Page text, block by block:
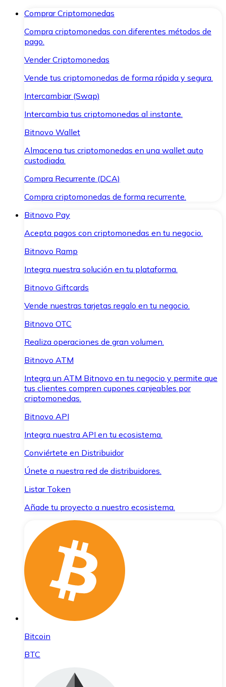
Comprar Criptomonedas
Compra criptomonedas con diferentes métodos de
pago.
Vender Criptomonedas
Vende tus criptomonedas de forma rápida y segura.
Intercambiar (Swap)
Intercambia tus criptomonedas al instante.
Bitnovo Wallet
Almacena tus criptomonedas en una wallet auto
custodiada.
Compra Recurrente (DCA)
Compra criptomonedas de forma recurrente.
Bitnovo Pay
Acepta pagos con criptomonedas en tu negocio.
Bitnovo Ramp
Integra nuestra solución en tu plataforma.
Bitnovo Giftcards
Vende nuestras tarjetas regalo en tu negocio.
Bitnovo OTC
Realiza operaciones de gran volumen.
Bitnovo ATM
Integra un ATM Bitnovo en tu negocio y permite que
tus clientes compren cupones canjeables por
criptomonedas.
Bitnovo API
Integra nuestra API en tu ecosistema.
Conviértete en Distribuidor
Únete a nuestra red de distribuidores.
Listar Token
Añade tu proyecto a nuestro ecosistema.
Bitcoin
BTC